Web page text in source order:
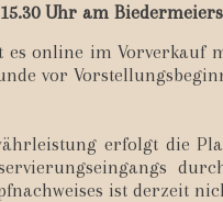
Uhr am
online im Vorverkauf
vor
erfolgt die
ist derzeit